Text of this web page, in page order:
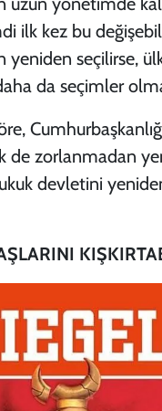
ilk kez bu
yeniden seçilirse,
da seçimler
de zorlanmadan
devletini